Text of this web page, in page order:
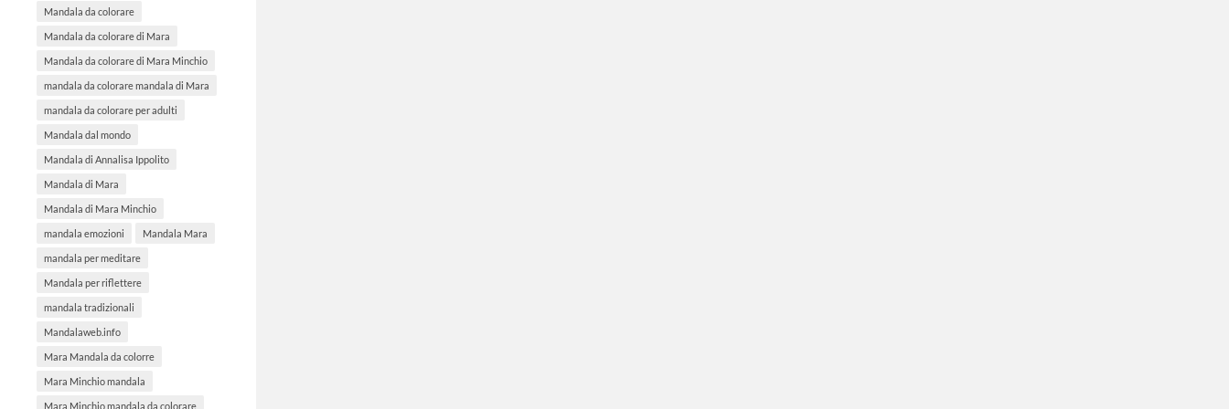
Mandala da colorare
Mandala da colorare di Mara
Mandala da colorare di Mara Minchio
mandala da colorare mandala di Mara
mandala da colorare per adulti
Mandala dal mondo
Mandala di Annalisa Ippolito
Mandala di Mara
Mandala di Mara Minchio
mandala emozioni Mandala Mara
mandala per meditare
Mandala per riflettere
mandala tradizionali
Mandalaweb.info
Mara Mandala da colorre
Mara Minchio mandala
Mara Minchio mandala da colorare